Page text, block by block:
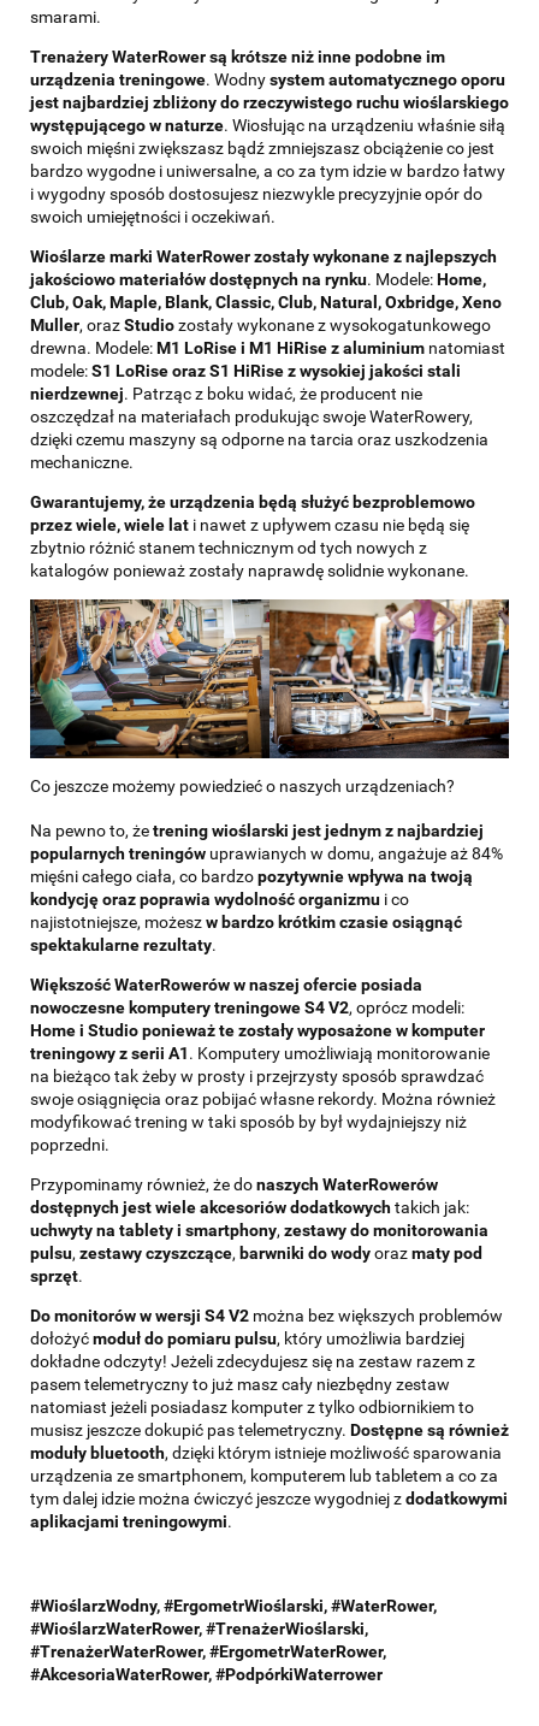
smarami.
Trenażery WaterRower są krótsze niż inne podobne im
urządzenia treningowe. Wodnysystem automatycznego oporu
jest najbardziej zbliżony do rzeczywistego ruchu wioślarskiego
występującego w naturze. Wiosłując na urządzeniu właśnie siłą
swoich mięśni zwiększasz bądź zmniejszasz obciążenie co jest
bardzo wygodne i uniwersalne, a co za tym idzie w bardzo łatwy
i wygodny sposób dostosujesz niezwykle precyzyjnie opór do
swoich umiejętności i oczekiwań.
Wioślarze marki WaterRower zostały wykonane z najlepszych
jakościowo materiałów dostępnych na rynku. Modele:Home,
Club, Oak, Maple, Blank, Classic, Club, Natural, Oxbridge, Xeno
Muller, orazStudiozostały wykonane z wysokogatunkowego
drewna. Modele:M1 LoRise i M1 HiRise z aluminium natomiast
modele:S1 LoRise oraz S1 HiRise z wysokiej jakości stali
nierdzewnej. Patrząc z boku widać, że producent nie
oszczędzał na materiałach produkując swoje WaterRowery,
dzięki czemu maszyny są odporne na tarcia oraz uszkodzenia
mechaniczne.
Gwarantujemy, że urządzenia będą służyć bezproblemowo
przez wiele, wiele lat i nawet z upływem czasu nie będą się
zbytnio różnić stanem technicznym od tych nowych z
katalogów ponieważ zostały naprawdę solidnie wykonane.
Co jeszcze możemy powiedzieć o naszych urządzeniach?
Na pewno to, żetrening wioślarski jest jednym z najbardziej
popularnych treningów uprawianych w domu, angażuje aż 84%
mięśni całego ciała, co bardzopozytywnie wpływa na twoją
kondycję oraz poprawia wydolność organizmu i co
najistotniejsze, możeszw bardzo krótkim czasie osiągnąć
spektakularne rezultaty.
Większość WaterRowerów w naszej ofercie posiada
nowoczesne komputery treningowe S4 V2, oprócz modeli:
Home i Studio ponieważ te zostały wyposażone w komputer
treningowy z serii A1. Komputery umożliwiają monitorowanie
na bieżąco tak żeby w prosty i przejrzysty sposób sprawdzać
swoje osiągnięcia oraz pobijać własne rekordy. Można również
modyfikować trening w taki sposób by był wydajniejszy niż
poprzedni.
Przypominamy również, że donaszych WaterRowerów
dostępnych jest wiele akcesoriów dodatkowychtakich jak:
uchwyty na tablety i smartphony, zestawy do monitorowania
pulsu, zestawy czyszczące, barwniki do wodyorazmaty pod
sprzęt.
Do monitorów w wersji S4 V2 można bez większych problemów
dołożyćmoduł do pomiaru pulsu, który umożliwia bardziej
dokładne odczyty! Jeżeli zdecydujesz się na zestaw razem z
pasem telemetryczny to już masz cały niezbędny zestaw
natomiast jeżeli posiadasz komputer z tylko odbiornikiem to
musisz jeszcze dokupić pas telemetryczny. Dostępne są również
moduły bluetooth, dzięki którym istnieje możliwość sparowania
urządzenia ze smartphonem, komputerem lub tabletem a co za
tym dalej idzie można ćwiczyć jeszcze wygodniej zdodatkowymi
aplikacjami treningowymi.
#WioślarzWodny, #ErgometrWioślarski, #WaterRower,
#WioślarzWaterRower, #TrenażerWioślarski,
#TrenażerWaterRower, #ErgometrWaterRower,
#AkcesoriaWaterRower, #PodpórkiWaterrower